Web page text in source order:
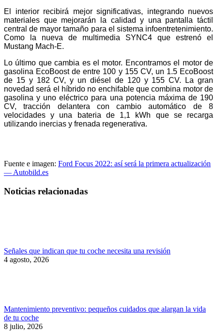
El interior recibirá mejor significativas, integrando nuevos
materiales que mejorarán la calidad y una pantalla táctil
central de mayor tamaño para el sistema infoentretenimiento.
Como la nueva de multimedia SYNC4 que estrenó el
Mustang Mach-E.
Lo último que cambia es el motor. Encontramos el motor de
gasolina EcoBoost de entre 100 y 155 CV, un 1.5 EcoBoost
de 15 y 182 CV, y un diésel de 120 y 155 CV. La gran
novedad será el híbrido no enchifable que combina motor de
gasolina y uno eléctrico para una potencia máxima de 190
CV, tracción delantera con cambio automático de 8
velocidades y una bateria de 1,1 kWh que se recarga
utilizando inercias y frenada regenerativa.
Fuente e imagen: Ford Focus 2022: así será la primera actualización
— Autobild.es
Noticias relacionadas
Señales que indican que tu coche necesita una revisión
4 agosto, 2026
Mantenimiento preventivo: pequeños cuidados que alargan la vida
de tu coche
8 julio, 2026